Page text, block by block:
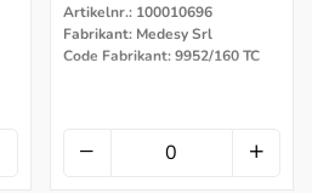
Artikelnr.: 100010696
Fabrikant: Medesy Srl
Code Fabrikant: 9952/160 TC